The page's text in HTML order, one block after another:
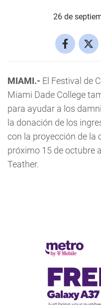
26 de
MIAMI.- El Festival de
Miami Dade College
para ayudar a los
la donación de los
con la proyección de la
próximo 15 de octubre
Teather.